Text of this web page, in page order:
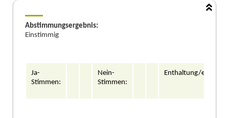
Abstimmungsergebnis:
Einstimmig
Ja-
Stimmen:
Nein-
Stimmen:
Enthaltung/en: